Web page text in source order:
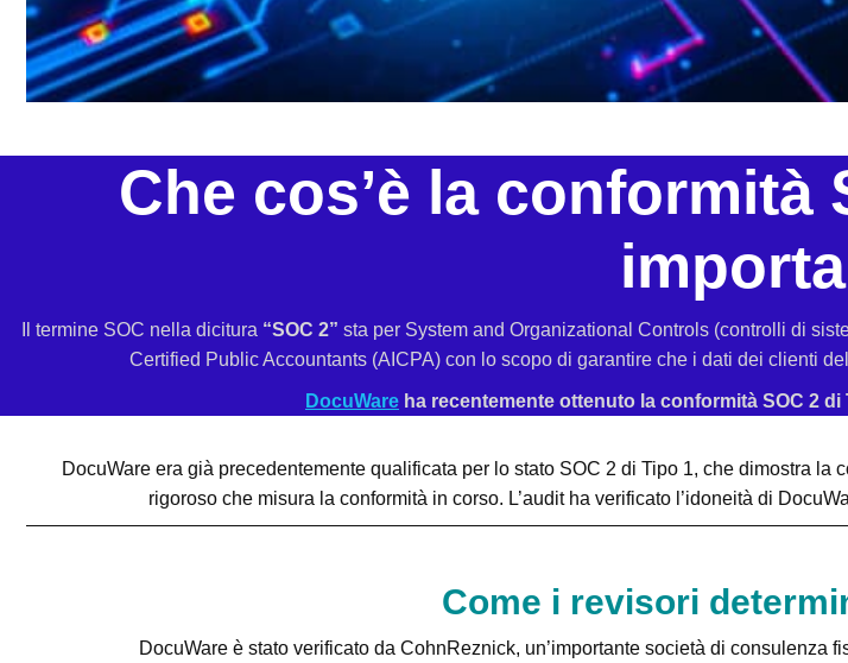
Che cos’è la conformità
Il termine SOC nella dicitura “SOC 2” sta per System and Organizational Controls (controlli di
Certified Public Accountants (AICPA) con lo scopo di garantire che i dati dei clienti
DocuWare ha recentemente ottenuto la conformità SOC 2 di
DocuWare era già precedentemente qualificata per lo stato SOC 2 di Tipo 1, che dimostra
rigoroso che misura la conformità in corso. L’audit ha verificato l’idoneità di
Come i revisori
DocuWare è stato verificato da CohnReznick, un’importante società di consulenza